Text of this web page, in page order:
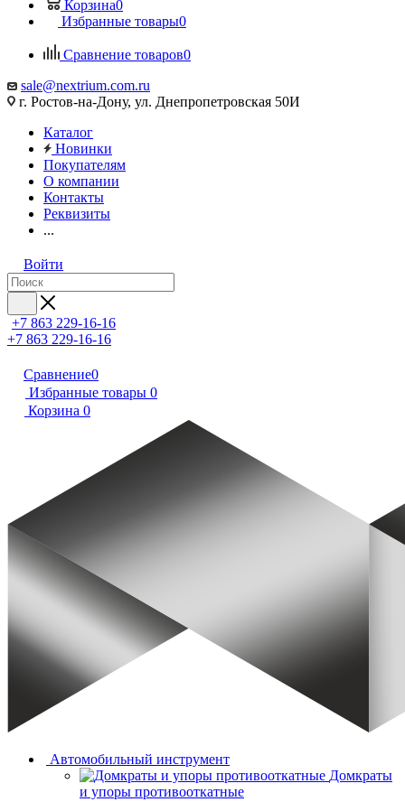
Корзина0
Избранные товары0
Сравнение товаров0
sale@nextrium.com.ru
г. Ростов-на-Дону, ул. Днепропетровская 50И
Каталог
Новинки
Покупателям
О компании
Контакты
Реквизиты
...
Войти
+7 863 229-16-16
+7 863 229-16-16
Сравнение0
Избранные товары 0
Корзина 0
Автомобильный инструмент
Домкраты
и упоры противооткатные